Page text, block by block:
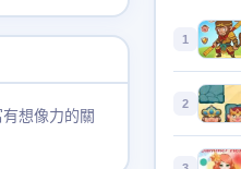
想像力的關
1
2